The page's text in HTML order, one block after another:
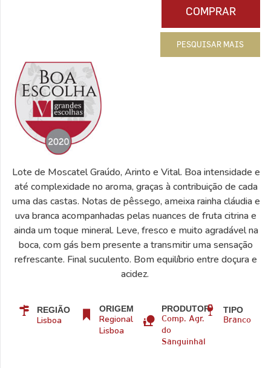
COMPRAR
PESQUISAR MAIS
Lote de Moscatel Graúdo, Arinto e Vital. Boa intensidade e
até complexidade no aroma, graças à contribuição de cada
uma das castas. Notas de pêssego, ameixa rainha cláudia e
uva branca acompanhadas pelas nuances de fruta citrina e
ainda um toque mineral. Leve, fresco e muito agradável na
boca, com gás bem presente a transmitir uma sensação
refrescante. Final suculento. Bom equilíbrio entre doçura e
acidez.
REGIÃO
Lisboa
ORIGEM
Regional
Lisboa
PRODUTOR
Comp. Agr.
do
Sanguinhal
TIPO
Branco